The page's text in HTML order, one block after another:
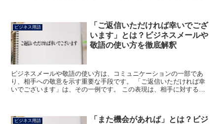
ビジネス用語
「ご返信いただければ幸いでござ
います」とは？ビジネスメールや
敬語の使い方を徹底解釈
ビジネスメールや敬語の使い方は、コミュニケーションの一部であ
り、相手への敬意を示す重要な手段です。 「ご返信いただければ幸
いでございます」は、その一例です。 この表現は、相手に対する尊
ビジネス用語
「また機会があれば」とは？ビジ